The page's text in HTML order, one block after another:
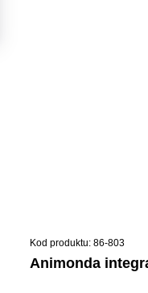
Kod produktu: 86-803
animonda